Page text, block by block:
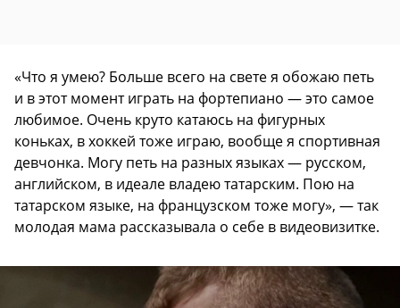
«Что я умею? Больше всего на свете я обожаю петь
и в этот момент играть на фортепиано — это самое
любимое. Очень круто катаюсь на фигурных
коньках, в хоккей тоже играю, вообще я спортивная
девчонка. Могу петь на разных языках — русском,
английском, в идеале владею татарским. Пою на
татарском языке, на французском тоже могу», — так
молодая мама рассказывала о себе в видеовизитке.